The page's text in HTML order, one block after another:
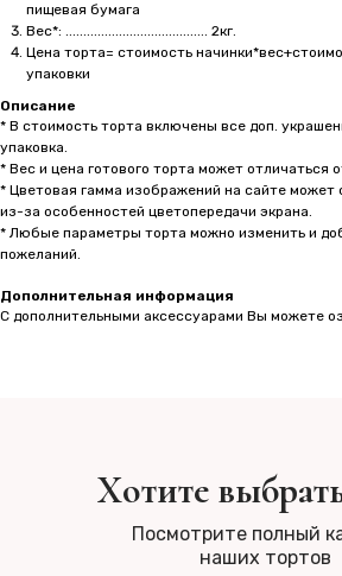
пищевая бумага
Вес*: ........................................ 2кг.
Цена торта= стоимость
упаковки
Описание
* В стоимость торта включены все доп.
упаковка.
* Вес и цена готового торта может отличаться
* Цветовая гамма изображений на сайте может
из-за особенностей цветопередачи экрана.
* Любые параметры торта можно изменить и
пожеланий.
Дополнительная информация
С дополнительными аксессуарами Вы можете
Хотите
Посмотрите полный
наших тортов